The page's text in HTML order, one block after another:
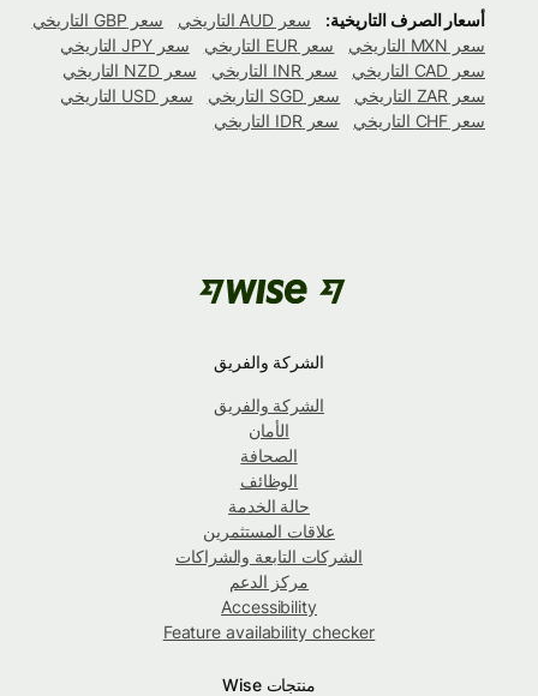
أسعار الصرف التاريخية: سعر AUD التاريخي
سعر GBP التاريخي
سعر MXN التاريخي
سعر EUR التاريخي
سعر JPY التاريخي
سعر CAD التاريخي
سعر INR التاريخي
سعر NZD التاريخي
سعر ZAR التاريخي
سعر SGD التاريخي
سعر USD التاريخي
سعر CHF التاريخي
سعر IDR التاريخي
الشركة والفريق
الشركة والفريق
الأمان
الصحافة
الوظائف
حالة الخدمة
علاقات المستثمرين
الشركات التابعة والشراكات
مركز الدعم
Accessibility
Feature availability checker
منتجات Wise